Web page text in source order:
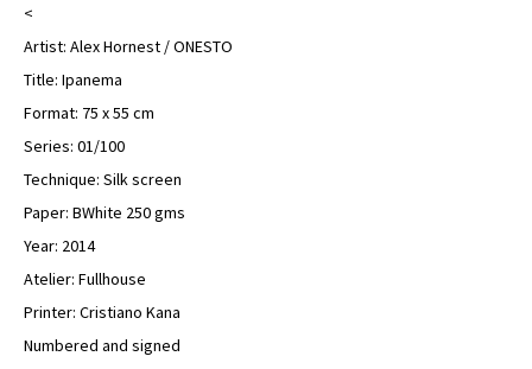
<
Artist: Alex Hornest / ONESTO
Title: Ipanema
Format: 75 x 55 cm
Series: 01/100
Technique: Silk screen
Paper: BWhite 250 gms
Year: 2014
Atelier: Fullhouse
Printer: Cristiano Kana
Numbered and signed